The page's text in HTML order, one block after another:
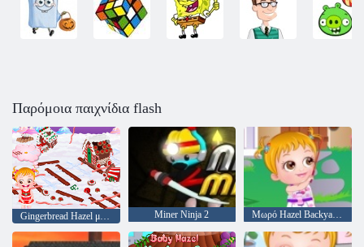
Παρόμοια παιχνίδια flash
Gingerbread Hazel μωρό σπίτι Miner Ninja 2 Μωρό Hazel Backyard Κόμμα